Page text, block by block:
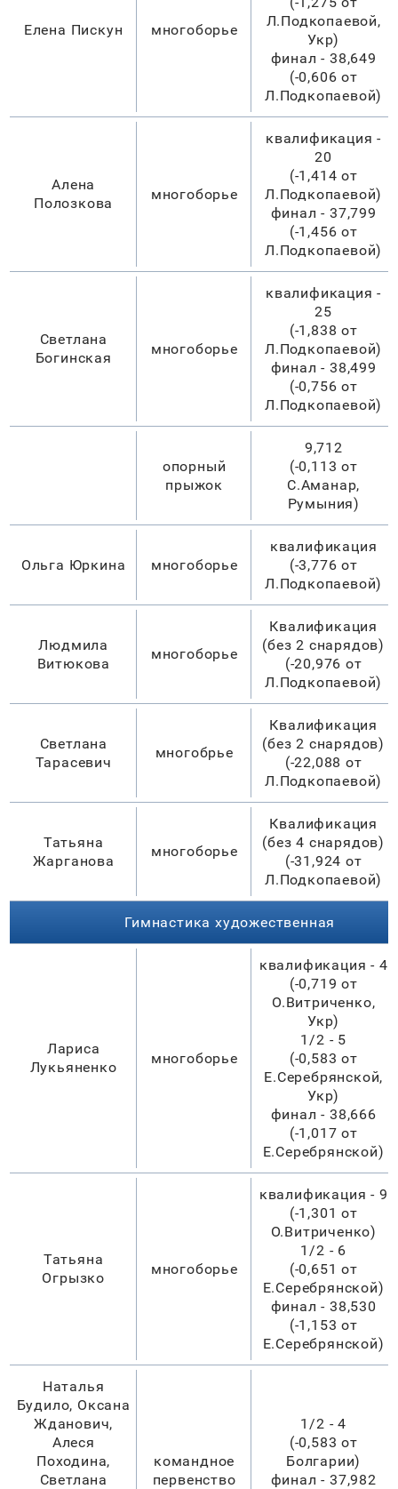
Елена Пискун многоборье
Л.Подкопаевой,
Укр)
финал - 38,649
(-0,606 от
Л.Подкопаевой)
Алена
Полозкова
многоборье
квалификация -
20
(-1,414 от
Л.Подкопаевой)
финал - 37,799
(-1,456 от
Л.Подкопаевой)
Светлана
Богинская
многоборье
квалификация -
25
(-1,838 от
Л.Подкопаевой)
финал - 38,499
(-0,756 от
Л.Подкопаевой)
опорный
прыжок
9,712
(-0,113 от
С.Аманар,
Румыния)
Ольга Юркина многоборье
квалификация
(-3,776 от
Л.Подкопаевой)
Людмила
Витюкова
многоборье
Квалификация
(без 2 снарядов)
(-20,976 от
Л.Подкопаевой)
Светлана
Тарасевич
многобрье
Квалификация
(без 2 снарядов)
(-22,088 от
Л.Подкопаевой)
Татьяна
Жарганова
многоборье
Квалификация
(без 4 снарядов)
(-31,924 от
Л.Подкопаевой)
Гимнастика художественная
Лариса
Лукьяненко
многоборье
квалификация - 4
(-0,719 от
О.Витриченко,
Укр)
1/2 - 5
(-0,583 от
Е.Серебрянской,
Укр)
финал - 38,666
(-1,017 от
Е.Серебрянской)
Татьяна
Огрызко
многоборье
квалификация - 9
(-1,301 от
О.Витриченко)
1/2 - 6
(-0,651 от
Е.Серебрянской)
финал - 38,530
(-1,153 от
Е.Серебрянской)
Наталья
Будило, Оксана
Жданович,
Алеся
Походина,
Светлана
командное
первенство
1/2 - 4
(-0,583 от
Болгарии)
финал - 37,982